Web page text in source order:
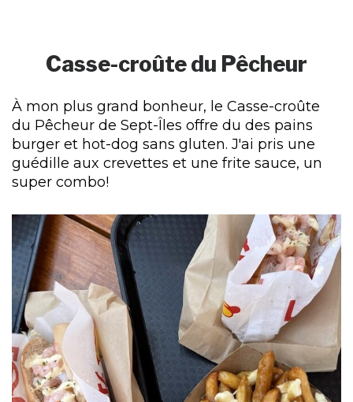
Casse-croûte du Pêcheur
À mon plus grand bonheur, le Casse-croûte
du Pêcheur de Sept-Îles offre du des pains
burger et hot-dog sans gluten. J'ai pris une
guédille aux crevettes et une frite sauce, un
super combo!